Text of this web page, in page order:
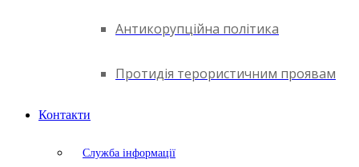
Антикорупційна політика
Протидія терористичним проявам
Контакти
Служба інформації